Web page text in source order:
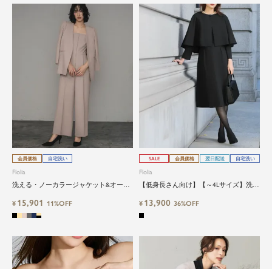
会員価格 自宅洗い
Flolia
洗える・ノーカラージャケット&オール
アップスーツ
¥ 15,901 11%OFF
SALE 会員価格 翌日配送 自宅洗い
Flolia
【低身長さん向け】【～4Lサイズ】洗え
ックフォーマルスーツ
¥ 13,900 36%OFF